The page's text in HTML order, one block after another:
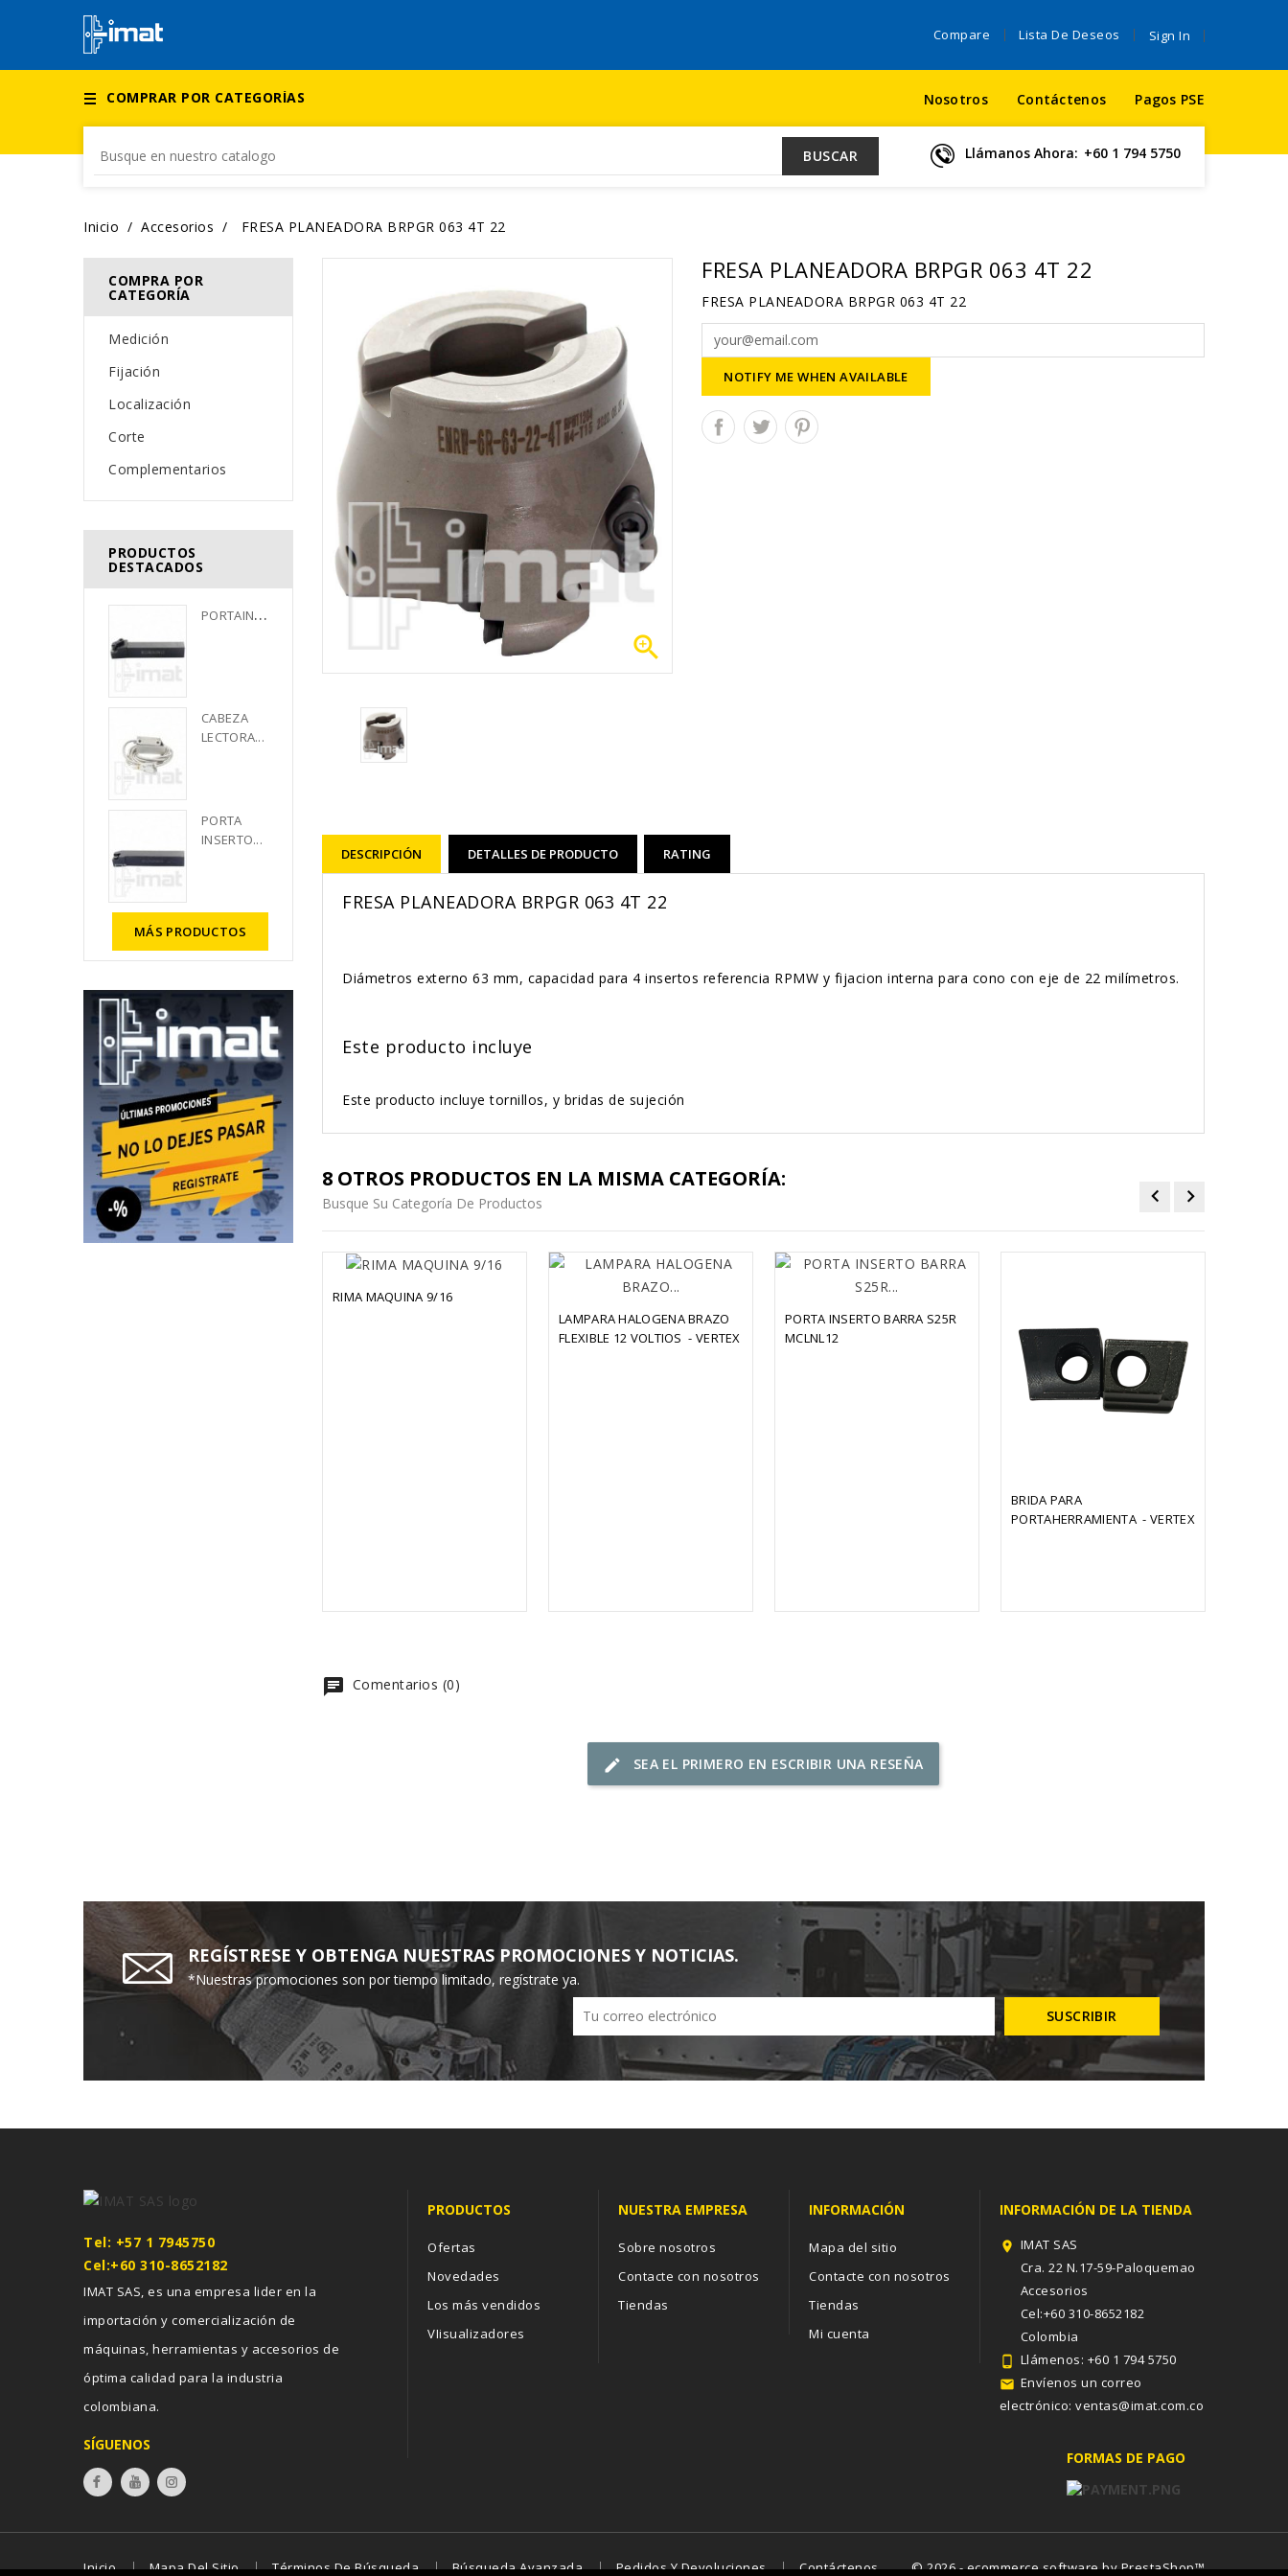
Sign In
Lista De Deseos
Compare
Nosotros Contáctenos Pagos PSE
COMPRAR POR CATEGORÍAS
BUSCAR Llámanos Ahora: +60 1 794 5750
Inicio Accesorios FRESA PLANEADORA BRPGR 063 4T 22
COMPRA POR
CATEGORÍA
Medición
Fijación
Localización
Corte
Complementarios
PRODUCTOS
DESTACADOS
P
ORTAINSERTO...
CABEZA
LECTORA...
PORTA
INSERTO...
MÁS PRODUCTOS

FRESA PLANEADORA BRPGR 063 4T 22
FRESA PLANEADORA BRPGR 063 4T 22
NOTIFY ME WHEN AVAILABLE
DESCRIPCIÓN DETALLES DE PRODUCTO RATING
FRESA PLANEADORA BRPGR 063 4T 22
Diámetros externo 63 mm, capacidad para 4 insertos referencia RPMW y fijacion interna para cono con eje de 22 milímetros.
Este producto incluye
Este producto incluye tornillos, y bridas de sujeción
8 OTROS PRODUCTOS EN LA MISMA CATEGORÍA:
Busque Su Categoría De Productos
RIMA MAQUINA 9/16
LAMPARA HALOGENA BRAZO
FLEXIBLE 12 VOLTIOS  - VERTEX
PORTA INSERTO BARRA S25R
MCLNL12
BRIDA PARA
PORTAHERRAMIENTA  - VERTEX
chat Comentarios (0)
edit SEA EL PRIMERO EN ESCRIBIR UNA RESEÑA
REGÍSTRESE Y OBTENGA NUESTRAS PROMOCIONES Y NOTICIAS.
*Nuestras promociones son por tiempo limitado, regístrate ya.
Tel: +57 1 7945750
Cel:+60 310-8652182
IMAT SAS, es una empresa lider en la
importación y comercialización de
máquinas, herramientas y accesorios de
óptima calidad para la industria
colombiana.
PRODUCTOS
Ofertas
Novedades
Los más vendidos
VIisualizadores
NUESTRA EMPRESA
Sobre nosotros
Contacte con nosotros
Tiendas
INFORMACIÓN
Mapa del sitio
Contacte con nosotros
Tiendas
Mi cuenta
INFORMACIÓN DE LA TIENDA
 IMAT SAS
Cra. 22 N.17-59-Paloquemao
Accesorios
Cel:+60 310-8652182
Colombia
 Llámenos: +60 1 794 5750
 Envíenos un correo
electrónico:ventas@imat.com.co
SÍGUENOS
FORMAS DE PAGO
Inicio Mapa Del Sitio Términos De Búsqueda Búsqueda Avanzada Pedidos Y Devoluciones Contáctenos © 2026 - ecommerce software by PrestaShop™